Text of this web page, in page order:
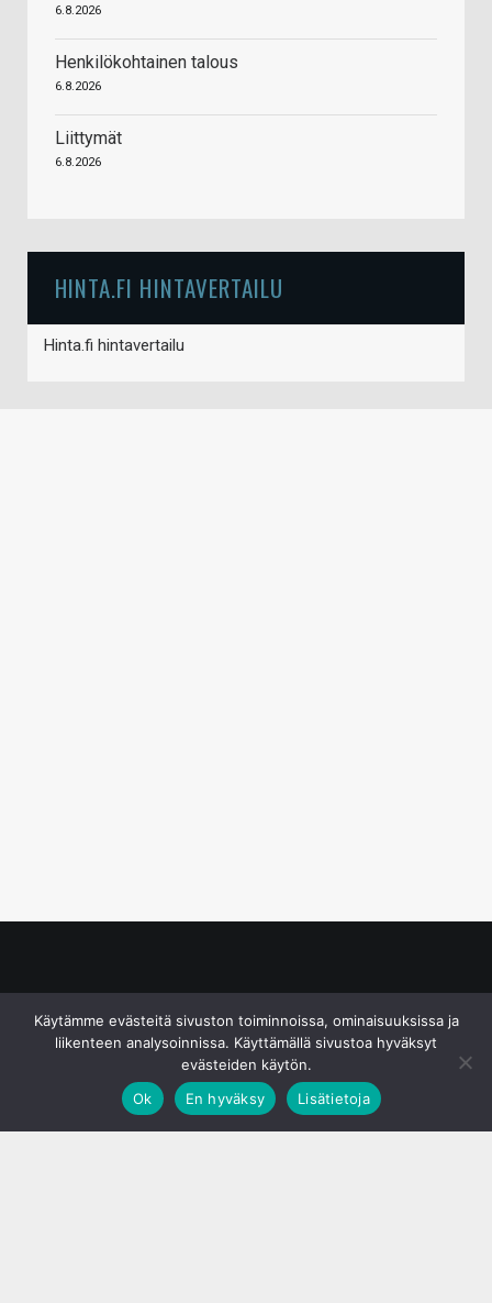
6.8.2026
Henkilökohtainen talous
6.8.2026
Liittymät
6.8.2026
HINTA.FI HINTAVERTAILU
Hinta.fi hintavertailu
Käytämme evästeitä sivuston toiminnoissa, ominaisuuksissa ja
liikenteen analysoinnissa. Käyttämällä sivustoa hyväksyt
evästeiden käytön.
Ok
En hyväksy Lisätietoja